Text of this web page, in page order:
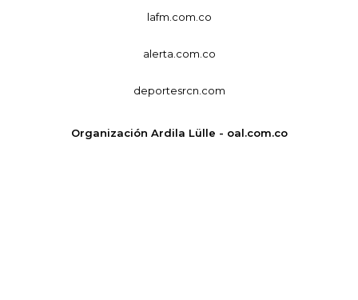
lafm.com.co
alerta.com.co
deportesrcn.com
Organización Ardila Lülle - oal.com.co